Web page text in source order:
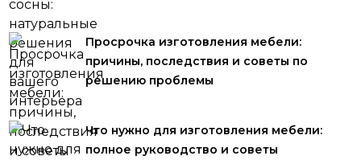
Просрочка изготовления мебели:
причины, последствия и советы по
решению проблемы
Что нужно для изготовления мебели:
полное руководство и советы